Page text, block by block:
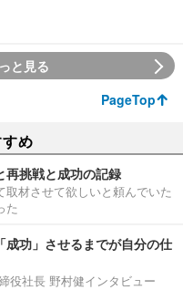
と見る
PageTop
め
再挑戦と成功の記録
材させて欲しいと頼んでいた
た
成功」させるまでが自分の仕
役社長 野村健インタビュー